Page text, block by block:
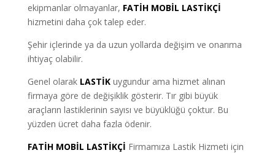
ekipmanlar olmayanlar, FATİH MOBİL LASTİKÇİ
hizmetini daha çok talep eder.
Şehir içlerinde ya da uzun yollarda değişim ve onarıma
ihtiyaç olabilir.
Genel olarak LASTİK uygundur ama hizmet alınan
firmaya göre de değişiklik gösterir. Tır gibi büyük
araçların lastiklerinin sayısı ve büyüklüğü çoktur. Bu
yüzden ücret daha fazla ödenir.
FATİH MOBİL LASTİKÇİ Firmamıza Lastik Hizmeti için